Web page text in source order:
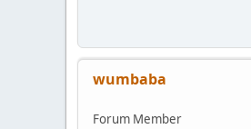
wumbaba
Forum Member